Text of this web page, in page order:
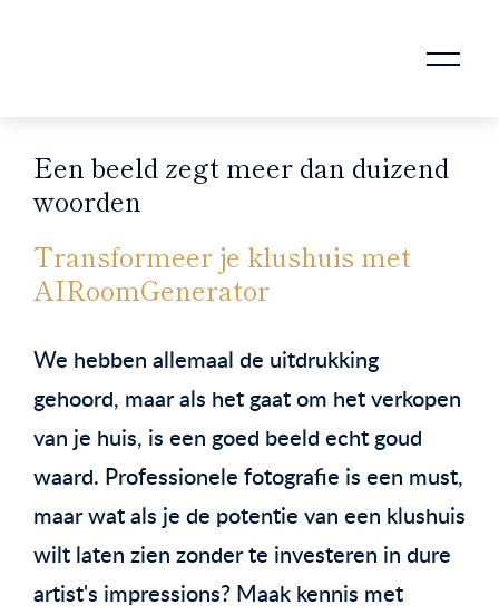
Een beeld zegt meer dan duizend
woorden
Transformeer je klushuis met
AIRoomGenerator
We hebben allemaal de uitdrukking
gehoord, maar als het gaat om het verkopen
van je huis, is een goed beeld echt goud
waard. Professionele fotografie is een must,
maar wat als je de potentie van een klushuis
wilt laten zien zonder te investeren in dure
artist's impressions? Maak kennis met